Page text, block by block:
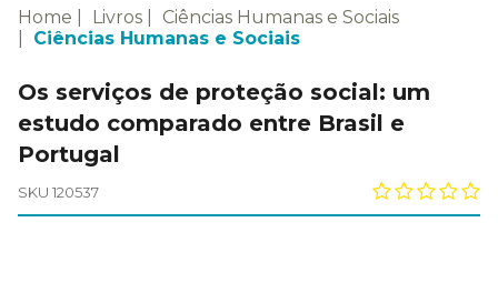
Home Livros
Ciências Humanas e Sociais
Ciências Humanas e Sociais
Os serviços de proteção social: um
estudo comparado entre Brasil e
Portugal
SKU 120537